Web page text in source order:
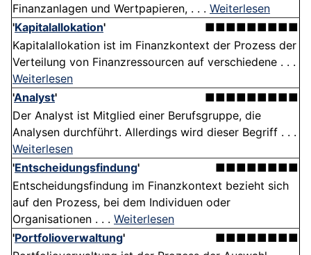
Finanzanlagen und Wertpapieren, . . . Weiterlesen
'Kapitalallokation'
■■■■■■■■■
Kapitalallokation ist im Finanzkontext der Prozess der
Verteilung von Finanzressourcen auf verschiedene . . .
Weiterlesen
'Analyst'
■■■■■■■■■
Der Analyst ist Mitglied einer Berufsgruppe, die
Analysen durchführt. Allerdings wird dieser Begriff . . .
Weiterlesen
'Entscheidungsfindung'
■■■■■■■■
Entscheidungsfindung im Finanzkontext bezieht sich
auf den Prozess, bei dem Individuen oder
Organisationen . . . Weiterlesen
'Portfolioverwaltung'
■■■■■■■■